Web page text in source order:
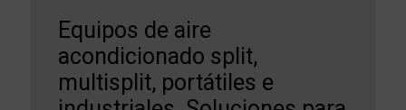
Equipos de aire
acondicionado split,
multisplit, portátiles e